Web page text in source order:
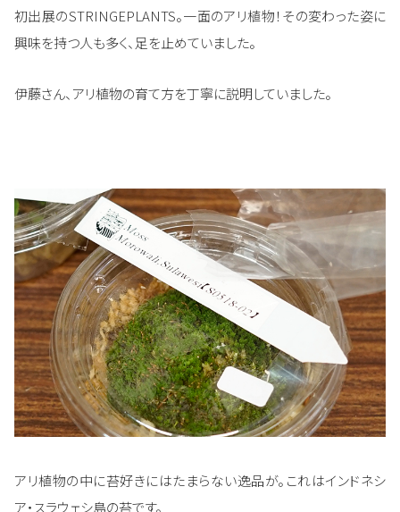
初出展のSTRINGEPLANTS。一面のアリ植物！その変わった姿に
興味を持つ人も多く、足を止めていました。
伊藤さん、アリ植物の育て方を丁寧に説明していました。
アリ植物の中に苔好きにはたまらない逸品が。これはインドネシ
ア・スラウェシ島の苔です。